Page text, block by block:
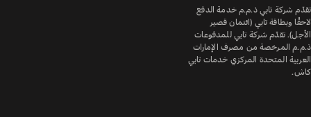
تقدّم شركة تابي ذ.م.م خدمة الدفع
لاحقًا وبطاقة تابي (ائتمان قصير
الأجل). تقدّم شركة تابي للمدفوعات
ذ.م.م المرخصة من مصرف الإمارات
العربية المتحدة المركزي خدمات تابي
كاش.